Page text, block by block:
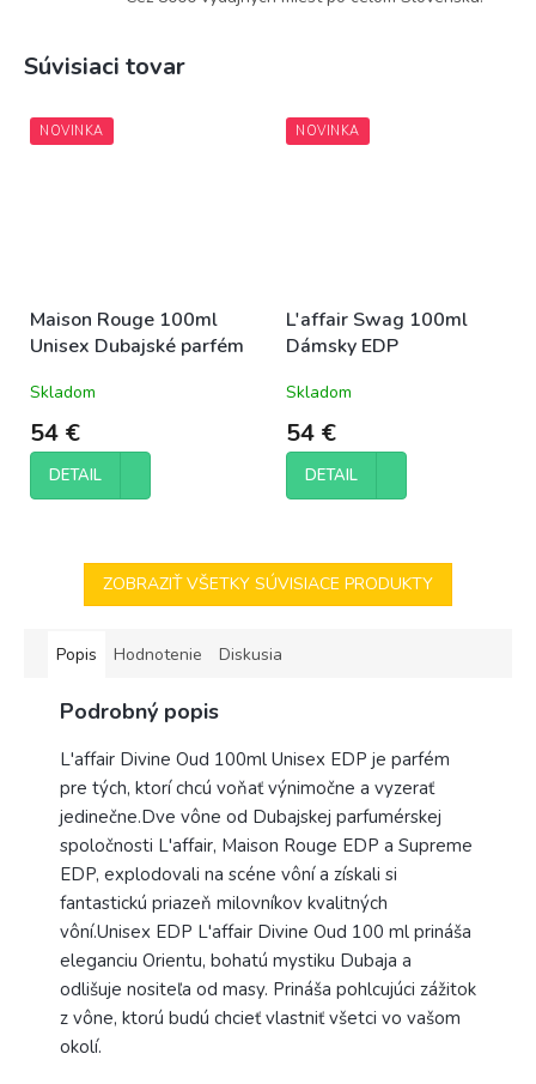
Súvisiaci tovar
NOVINKA
Maison Rouge 100ml
Unisex Dubajské parfém
Skladom
54 €
DETAIL
NOVINKA
L'affair Swag 100ml
Dámsky EDP
Skladom
54 €
DETAIL
ZOBRAZIŤ VŠETKY SÚVISIACE PRODUKTY
Popis Hodnotenie Diskusia
Podrobný popis
L'affair Divine Oud 100ml Unisex EDP je parfém
pre tých, ktorí chcú voňať výnimočne a vyzerať
jedinečne.Dve vône od Dubajskej parfumérskej
spoločnosti L'affair, Maison Rouge EDP a Supreme
EDP, explodovali na scéne vôní a získali si
fantastickú priazeň milovníkov kvalitných
vôní.Unisex EDP L'affair Divine Oud 100 ml prináša
eleganciu Orientu, bohatú mystiku Dubaja a
odlišuje nositeľa od masy. Prináša pohlcujúci zážitok
z vône, ktorú budú chcieť vlastniť všetci vo vašom
okolí.